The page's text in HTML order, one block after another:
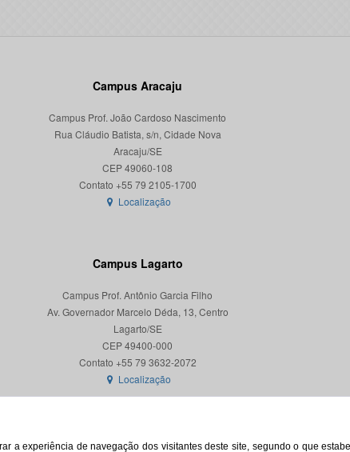
a experiência de navegação dos visitantes deste site, segundo o que
Campus Aracaju
Campus Prof. João Cardoso Nascimento
Rua Cláudio Batista, s/n, Cidade Nova
Aracaju/SE
CEP 49060-108
Localização
Campus Lagarto
Campus Prof. Antônio Garcia Filho
Av. Governador Marcelo Déda, 13, Centro
Lagarto/SE
CEP 49400-000
Localização